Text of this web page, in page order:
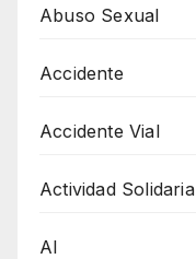
Abuso Sexual
Accidente
Accidente Vial
Actividad Solidaria
AI